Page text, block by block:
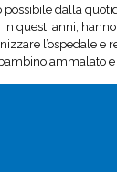
possibile dalla
in questi anni,
l’ospedale e
ammalato